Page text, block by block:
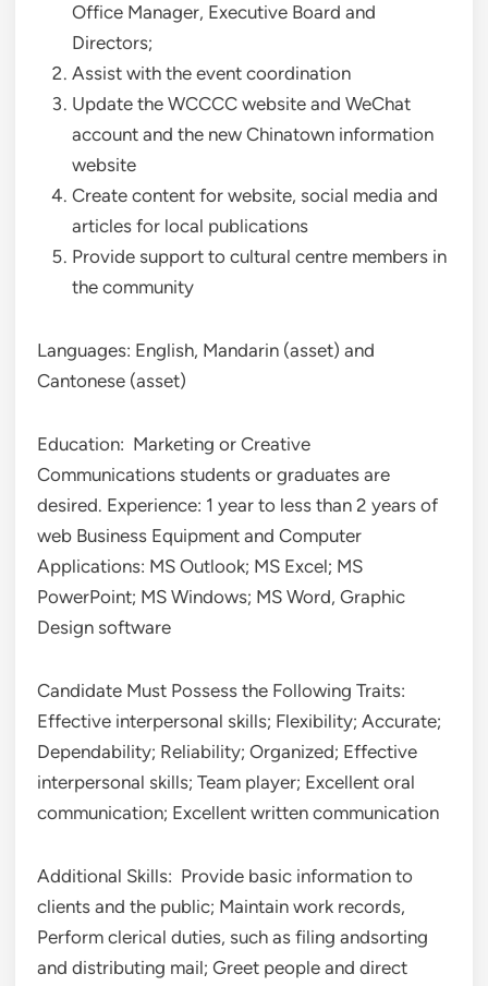
Office Manager, Executive Board and
Directors;
Assist with the event coordination
Update the WCCCC website and WeChat
account and the new Chinatown information
website
Create content for website, social media and
articles for local publications
Provide support to cultural centre members in
the community
Languages: English, Mandarin (asset) and
Cantonese (asset)
Education: Marketing or Creative
Communications students or graduates are
desired. Experience: 1 year to less than 2 years of
web Business Equipment and Computer
Applications: MS Outlook; MS Excel; MS
PowerPoint; MS Windows; MS Word, Graphic
Design software
Candidate Must Possess the Following Traits:
Effective interpersonal skills; Flexibility; Accurate;
Dependability; Reliability; Organized; Effective
interpersonal skills; Team player; Excellent oral
communication; Excellent written communication
Additional Skills: Provide basic information to
clients and the public; Maintain work records,
Perform clerical duties, such as filing andsorting
and distributing mail; Greet people and direct